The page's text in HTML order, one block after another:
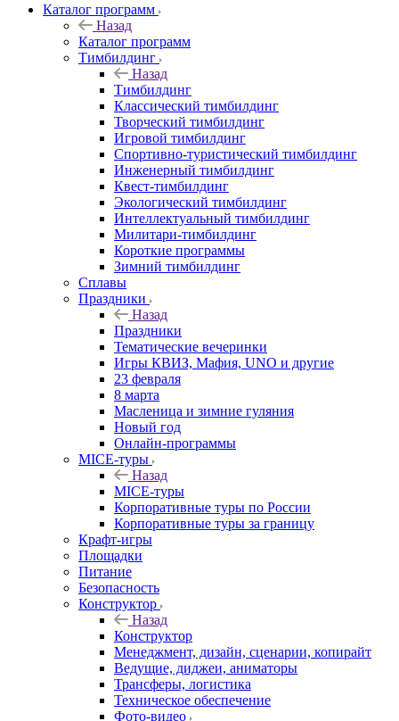
Каталог программ
Назад
Каталог программ
Тимбилдинг
Назад
Тимбилдинг
Классический тимбилдинг
Творческий тимбилдинг
Игровой тимбилдинг
Спортивно-туристический тимбилдинг
Инженерный тимбилдинг
Квест-тимбилдинг
Экологический тимбилдинг
Интеллектуальный тимбилдинг
Милитари-тимбилдинг
Короткие программы
Зимний тимбилдинг
Сплавы
Праздники
Назад
Праздники
Тематические вечеринки
Игры КВИЗ, Мафия, UNO и другие
23 февраля
8 марта
Масленица и зимние гуляния
Новый год
Онлайн-программы
MICE‑туры
Назад
MICE‑туры
Корпоративные туры по России
Корпоративные туры за границу
Крафт-игры
Площадки
Питание
Безопасность
Конструктор
Назад
Конструктор
Менеджмент, дизайн, сценарии, копирайт
Ведущие, диджеи, аниматоры
Трансферы, логистика
Техническое обеспечение
Фото-видео